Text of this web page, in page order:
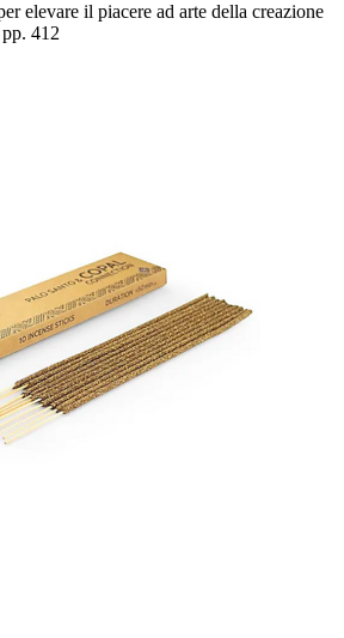
elevare il piacere ad arte della creazione
412